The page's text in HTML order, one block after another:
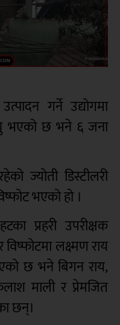
गर्ने उद्योगमा
भएको छ भने ६ जना
ज्योती डिस्टीलरी
भएको हो ।
प्रहरी उपरीक्षक
लक्ष्मण राय
छ भने बिगन राय,
माली र प्रेमजित
छन्।